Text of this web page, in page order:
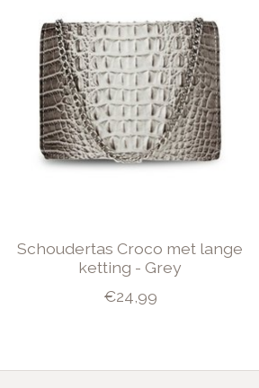
Schoudertas Croco met lange
ketting - Grey
€24,99